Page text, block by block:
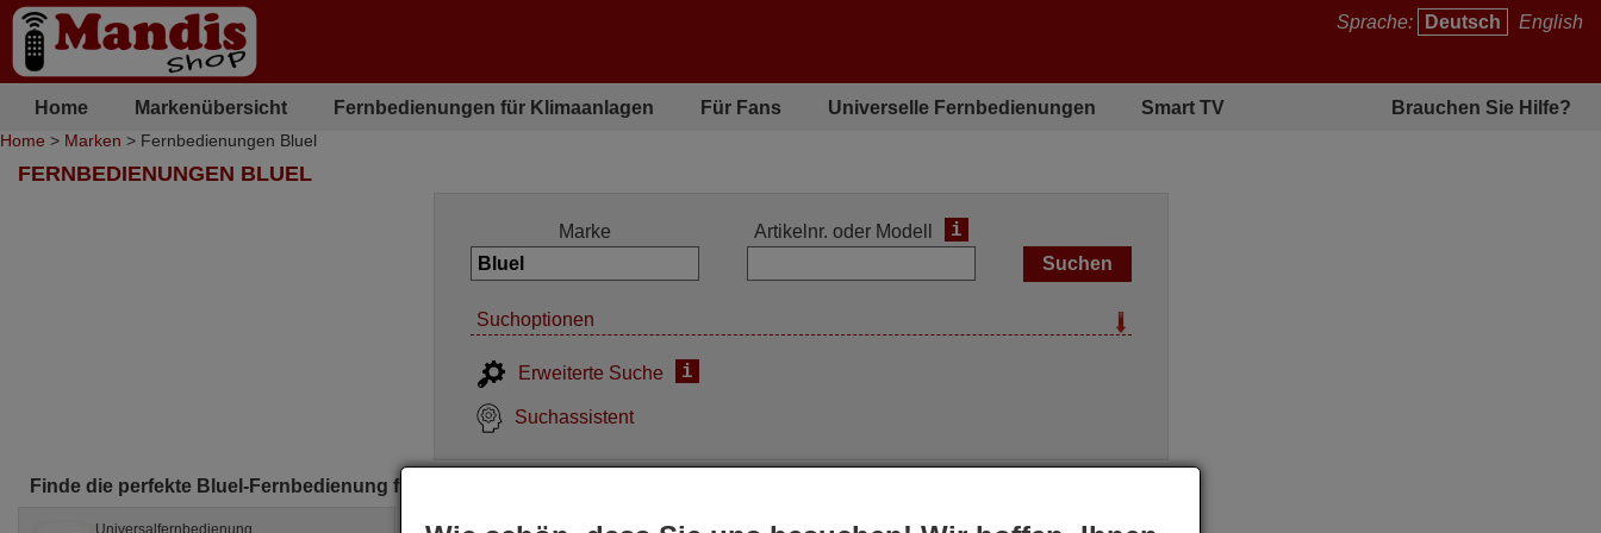
Sprache: Deutsch English
Home Markenübersicht Fernbedienungen für Klimaanlagen Für Fans Universelle Fernbedienungen Smart TV Brauchen Sie Hilfe?
Home > Marken > Fernbedienungen Bluel
FERNBEDIENUNGEN BLUEL
Marke Artikelnr. oder Modell i
Suchoptionen
Erweiterte Suche i
Suchassistent
Finde die perfekte Bluel-Fernbedienung für dich
Universalfernbedienung Originalfernbedienung Originalfernbedienung